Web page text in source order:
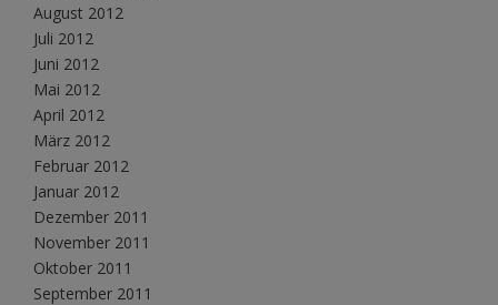
August 2012
Juli 2012
Juni 2012
Mai 2012
April 2012
März 2012
Februar 2012
Januar 2012
Dezember 2011
November 2011
Oktober 2011
September 2011